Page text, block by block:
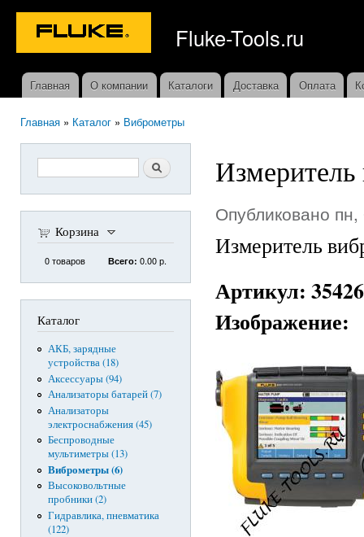
Fluke-Tools.ru
Главное меню
Главная О компании Каталоги Доставка Оплата
Главная » Каталог » Виброметры
Форма поиска Поиск
Корзина
0товаров Всего: 0.00 р.
Каталог
АКБ, зарядные
устройства (18)
Аксессуары (94)
Анализаторы батарей (7)
Анализаторы
электроснабжения (45)
Беспроводные
мультиметры (13)
Виброметры (6)
Высоковольтные
пробники (2)
Гидравлика, пневматика
(122)
Опубликовано
Измеритель
Артикул:
Изображение: